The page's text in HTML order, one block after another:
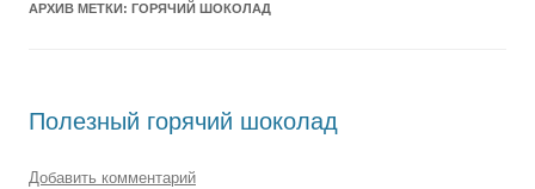
АРХИВ МЕТКИ: ГОРЯЧИЙ ШОКОЛАД
Полезный горячий шоколад
Добавить комментарий